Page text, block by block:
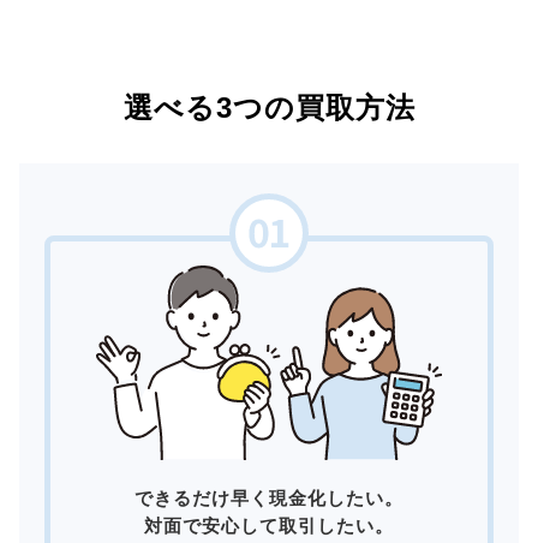
選べる3つの買取方法
できるだけ早く現金化したい。
対面で安心して取引したい。